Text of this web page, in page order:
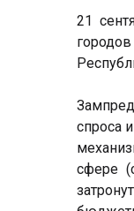
21
спроса
сфере